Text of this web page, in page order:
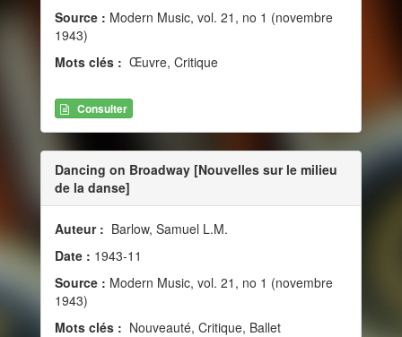
Source : Modern Music, vol. 21, no 1 (novembre
1943)
Mots clés : Œuvre, Critique
Consulter
Dancing on Broadway [Nouvelles sur le milieu
de la danse]
Auteur : Barlow, Samuel L.M.
Date : 1943-11
Source : Modern Music, vol. 21, no 1 (novembre
1943)
Mots clés : Nouveauté, Critique, Ballet